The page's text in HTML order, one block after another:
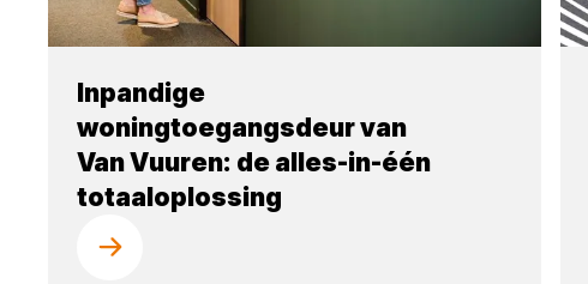
Inpandige
woningtoegangsdeur van
Van Vuuren: de alles-in-één
totaaloplossing